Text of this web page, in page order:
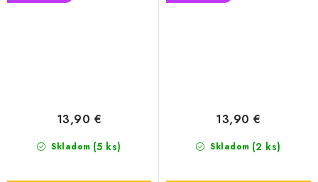
Skladom (5 ks)
13,90 €
Skladom (2 ks)
13,90 €